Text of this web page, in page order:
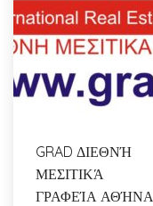
GRAD ΔΙΕΘΝΉ
ΜΕΣΙΤΙΚΆ
ΓΡΑΦΕΊΑ ΑΘΉΝΑ,